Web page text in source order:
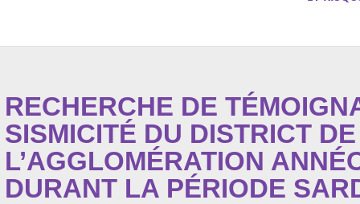
RECHERCHE DE
SISMICITÉ DU DISTRICT DE
L’AGGLOMÉRATION
DURANT LA PÉRIODE